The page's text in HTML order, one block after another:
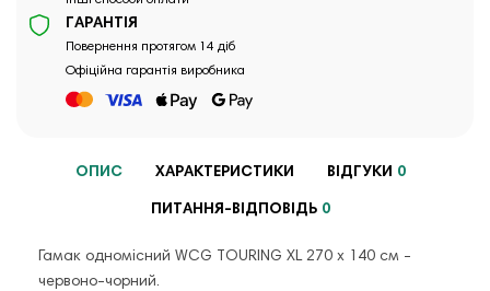
ГАРАНТІЯ
Повернення протягом 14 діб
Офіційна гарантія виробника
ОПИС ХАРАКТЕРИСТИКИ ВІДГУКИ 0
ПИТАННЯ-ВІДПОВІДЬ 0
Гамак одномісний WCG TOURING XL 270 х 140 см -
червоно-чорний.